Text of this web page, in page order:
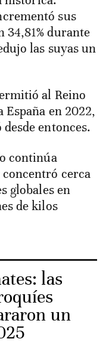
sus
34,81% durante
las suyas un
al Reino
en 2022,
entonces.
continúa
cerca
globales en
de kilos
las
un